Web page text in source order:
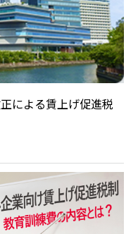
による賃上げ促進税